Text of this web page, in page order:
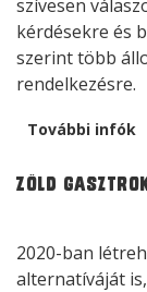
szívesen
kérdésekre és
szerint több
rendelkezésre.
További infók
Zöld
2020-ban
alternatíváját